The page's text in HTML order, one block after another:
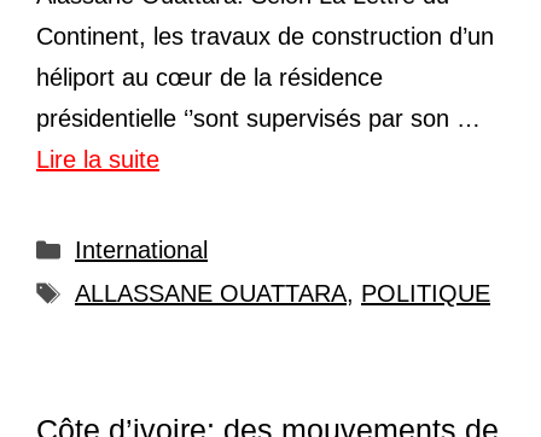
Continent, les travaux de construction d’un
héliport au cœur de la résidence
présidentielle ‘’sont supervisés par son …
Lire la suite
Catégories
International
Étiquettes
ALLASSANE OUATTARA, POLITIQUE
Côte d’ivoire: des mouvements de